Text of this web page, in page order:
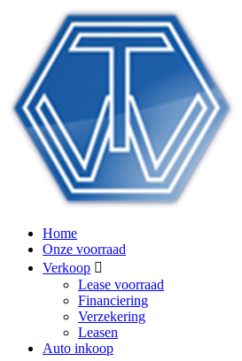
Home
Onze voorraad
Verkoop
Lease voorraad
Financiering
Verzekering
Leasen
Auto inkoop